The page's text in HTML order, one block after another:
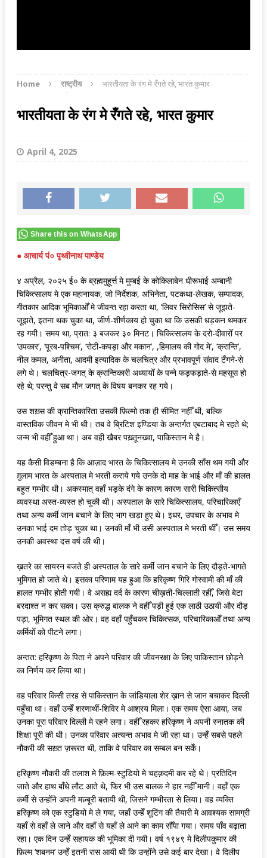
Home राष्ट्रीय भारतीयता के रंग मे रँगते रहे, भारत कुमार
भारतीयता के रंग मे रँगते रहे, भारत कुमार
April 4, 2025
Share this on WhatsApp
● आचार्य पं० पृथ्वीनाथ पाण्डेय
४ अप्रैल, २०२५ ई० के ब्रह्ममुहूर्त्त मे मुम्बई के कोकिलाबेन धीरूभाई अम्बानी
चिकित्सालय मे एक महानायक, जो निर्देशक, अभिनेता, पटकथा-लेखक, सम्पादक,
गीतकार आदिक भूमिकाओँ मे जीवन्त रहा करता था, ‘लिवर सिरोसिस’ से जूझते-
जूझते, इतना थक चुका था, जीर्ण-शीर्णकाय हो चुका था कि उसकी धड़कन थमकर
रह गयी। समय था, प्रात: ३ बजकर ३० मिनट। चिकित्सालय के दरो-दीवारोँ पर
‘उपकार’, ‘पूरब-पश्चिम’, ‘रोटी-कपड़ा और मकान’, ,हिमालय की गोद मे’, ‘क्रान्ति’,
नील कमल, अनीता, आदमी इत्यादिक के चलचित्र और प्रभावपूर्ण संवाद टँगने-से
लगे थे। चलचित्र-जगत् के क्रान्तिकारी अध्यायोँ के पन्ने फड़फड़ाते-से महसूस हो
रहे थे; परन्तु वे सब मौन जगत् के विषय बनकर रह गये।
उस शख़्स की क्रान्तिकारिता उसकी फ़िल्मो तक ही सीमित नहीँ थी, बल्कि
वास्तविक जीवन मे भी थी। तब वे ब्रिटिश इण्डिया के अन्तर्गत एबटाबाद मे रहते थे;
जन्म भी वहीँ हुआ था। अब वही खैबर पख़्तूनख्वा, पाकिस्तान मे है।
यह कैसी विडम्बना है कि आज़ाद भारत के चिकित्सालय मे उनकी साँस थम गयी और
ग़ुलाम भारत के अस्पताल मे भरती कराये गये उनके दो माह के भाई और माँ की हालत
बहुत गम्भीर थी। अकस्मात् वहाँ भड़के दंगे के कारण कारण सारी चिकित्सीय
व्यवस्था अस्त-व्यस्त हो चुकी थी। अस्पताल के सारे चिकित्सालय, परिचारिकाएँ
तथा अन्य कर्मी जान बचाने के लिए भाग खड़ा हुए थे। इधर, उपचार के अभाव मे
उनका भाई दम तोड़ चुका था। उनकी माँ भी उसी अस्पताल मे भरती थीँ। उस समय
उनकी अवस्था दस वर्ष की थी।
ख़तरे का सायरन बजते ही अस्पताल के सारे कर्मी जान बचाने के लिए दौड़ते-भागते
भूमिगत हो जाते थे। इसका परिणाम यह हुआ कि हरिकृष्ण गिरि गोस्वामी की माँ की
हालत गम्भीर होती गयी। वे असह्य दर्द के कारण चीख़ती-चिल्लाती रहीँ, जिसे बेटा
बरदाश्त न कर सका। उस क्रुद्ध बालक ने वहीँ पड़ी हुई एक लाठी उठायी और दौड़
पड़ा, भूमिगत स्थल की ओर। वह वहाँ पहुँचकर चिकित्सक, परिचारिकाओँ तथा अन्य
कर्मियोँ को पीटने लगा।
अन्तत: हरिकृष्ण के पिता ने अपने परिवार की जीवनरक्षा के लिए पाकिस्तान छोड़ने
का निर्णय कर लिया था।
वह परिवार किसी तरह से पाकिस्तान के जांडियाला शेर ख़ान से जान बचाकर दिल्ली
पहुँचा था। वहाँ उन्हेँ शरणार्थी-शिविर मे आश्रय मिला। एक समय ऐसा आया, जब
उनका पूरा परिवार दिल्ली मे रहने लगा। वहीँ रहकर हरिकृष्ण ने अपनी स्नातक की
शिक्षा पूरी की थी। उनका परिवार अत्यन्त अभाव मे जी रहा था। उन्हेँ सबसे पहले
नौकरी की सख़्त ज़रूरत थी, ताकि वे परिवार का सम्बल बन सकेँ।
हरिकृष्ण नौकरी की तलाश मे फ़िल्म-स्टुडियो मे चहक़दमी कर रहे थे। प्रतिदिन
जाते और हाथ बाँधे लौट आते थे, फिर भी उस बालक ने हार नहीँ मानी। वहाँ एक
कर्मी से उन्होँने अपनी मज़्बूरी बतायी थी, जिसने गम्भीरता से लिया। वह व्यक्ति
हरिकृष्ण को एक स्टुडियो मे ले गया, जहाँ उन्हेँ शूटिंग की तैयारी मे आवश्यक सामग्री
यहाँ से वहाँ ले जाने और वहाँ से यहाँ ले आने का काम सौँपा गया। समय पाँव बढ़ाता
रहा। एक दिन उन्हेँ सहायक की भूमिका दी गयी। वर्ष १९४९ मे दिलीपकुमार की
फ़िल्म ‘शबनम’ उन्हेँ इतनी रास आयी थी कि उन्होँने उसे कई बार देखा। वे दिलीप